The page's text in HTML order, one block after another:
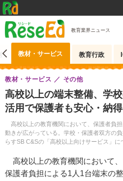
教育業界ニュース
教材・サービス 教育行政
高校以上の端末整備、学
活用で保護者も安心・納得
高校以上の教育機関において、保護者負
動きが広がっている。学校・保護者双方の
らすSB C&Sの「高校以上向けサービス」
教材・サービス その他
高校以上の教育機関において、
保護者負担による1人1台端末の整